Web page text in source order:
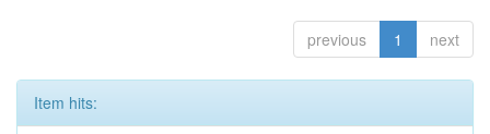
previous 1 next
Item hits: